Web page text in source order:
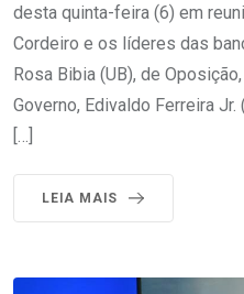
desta quinta-feira (6) em
Cordeiro e os líderes das
Rosa Bibia (UB), de
Governo, Edivaldo Ferreira
[…]
LEIA MAIS